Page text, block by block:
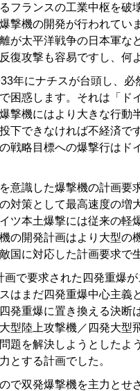
フランスの工業中枢を破
撃機の開発が行われてい
が太平洋戦争の日本軍な
復攻撃も容易ですし、何
年にナチスが台頭し、必
困惑します。それは「ド
撃機にはより大きな行動
下できなければ不経済で
戦略目標への爆撃行はド
意識した爆撃機の計画要
対策として最高速度の増
ツ本土爆撃には従来の軽
の開発計画はより大型の
国に対応した計画要求で
で要求された四発重爆が
はまだ四発重爆中心主義
発重爆に置き換える決断
型陸上攻撃機／四発大型
題を解決しようとした
とする計画でした。
で双発爆撃機を主力とせ